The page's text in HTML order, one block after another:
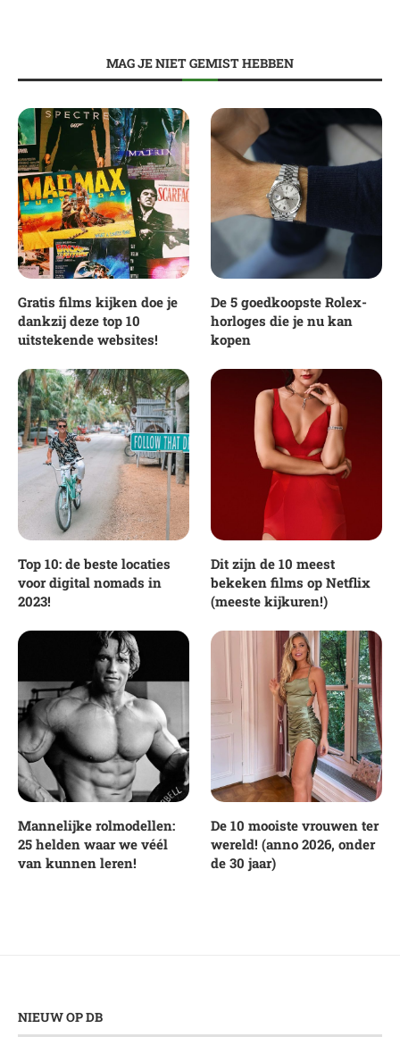
MAG JE NIET GEMIST HEBBEN
Gratis films kijken doe je
dankzij deze top 10
uitstekende websites!
De 5 goedkoopste Rolex-
horloges die je nu kan
kopen
Top 10: de beste locaties
voor digital nomads in
2023!
Dit zijn de 10 meest
bekeken films op Netflix
(meeste kijkuren!)
Mannelijke rolmodellen:
25 helden waar we véél
van kunnen leren!
De 10 mooiste vrouwen ter
wereld! (anno 2026, onder
de 30 jaar)
NIEUW OP DB